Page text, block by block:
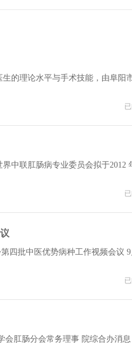
的理论水平与手术技能，由阜阳
中联肛肠病专业委员会拟于2012
四批中医优势病种工作视频会议
肛肠分会常务理事 院综合办消息